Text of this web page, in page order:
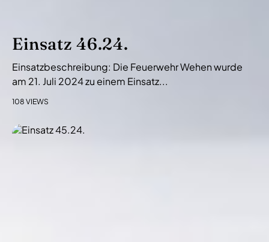
Einsatz 46.24.
Einsatzbeschreibung: Die Feuerwehr Wehen wurde
am 21. Juli 2024 zu einem Einsatz...
108 VIEWS